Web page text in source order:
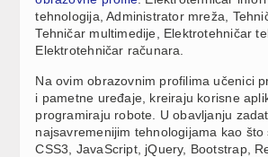
tehnologija, Administrator mreža,
Tehničar multimedije, Elektrotehničar
Elektrotehničar računara.
Na ovim obrazovnim profilima učenici
i pametne uređaje, kreiraju korisne
programiraju robote. U obavljanju
najsavremenijim tehnologijama kao što
CSS3, JavaScript, jQuery, Bootstrap,